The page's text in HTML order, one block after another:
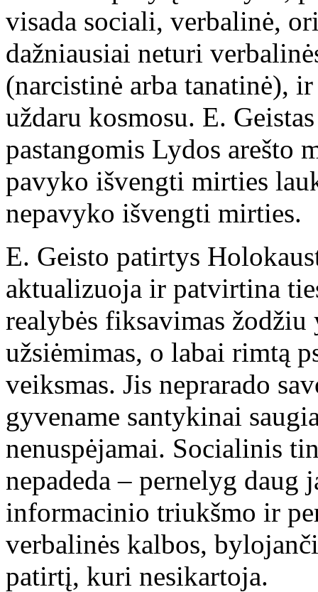
visada sociali, verbalinė,
dažniausiai neturi
(narcistinė arba tanatinė),
uždaru kosmosu. E.
pastangomis Lydos arešto
pavyko išvengti mirties
nepavyko išvengti mirties.
E. Geisto patirtys
aktualizuoja ir patvirtina
realybės fiksavimas
užsiėmimas, o labai rimtą
veiksmas. Jis neprarado
gyvename santykinai
nenuspėjamai. Socialinis
nepadeda – pernelyg daug
informacinio triukšmo ir
verbalinės kalbos,
patirtį, kuri nesikartoja.